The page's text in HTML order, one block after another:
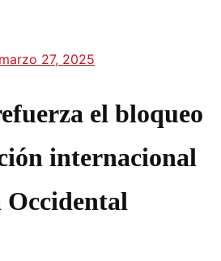
marzo 27, 2025
el bloqueo
internacional
Occidental